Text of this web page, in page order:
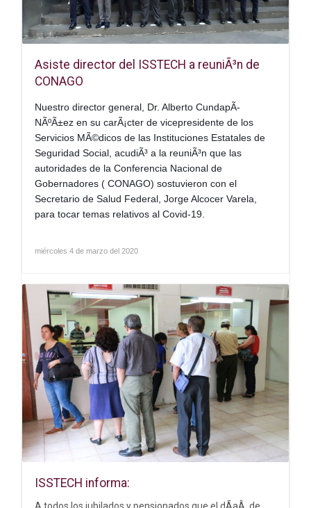
Asiste director del ISSTECH a reuniÃ³n de
CONAGO
Nuestro director general, Dr. Alberto CundapÃ­
NÃºÃ±ez en su carÃ¡cter de vicepresidente de los
Servicios MÃ©dicos de las Instituciones Estatales de
Seguridad Social, acudiÃ³ a la reuniÃ³n que las
autoridades de la Conferencia Nacional de
Gobernadores ( CONAGO) sostuvieron con el
Secretario de Salud Federal, Jorge Alcocer Varela,
para tocar temas relativos al Covid-19.
miércoles 4 de marzo del 2020
ISSTECH informa: